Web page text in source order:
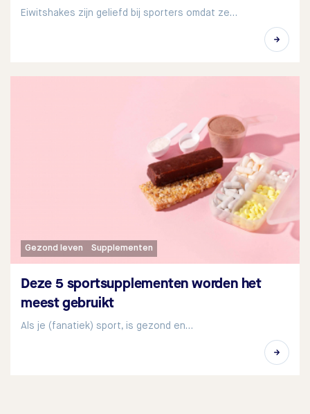
Eiwitshakes zijn geliefd bij sporters omdat ze…
Gezond leven Supplementen
Deze 5 sportsupplementen worden het
meest gebruikt
Als je (fanatiek) sport, is gezond en…